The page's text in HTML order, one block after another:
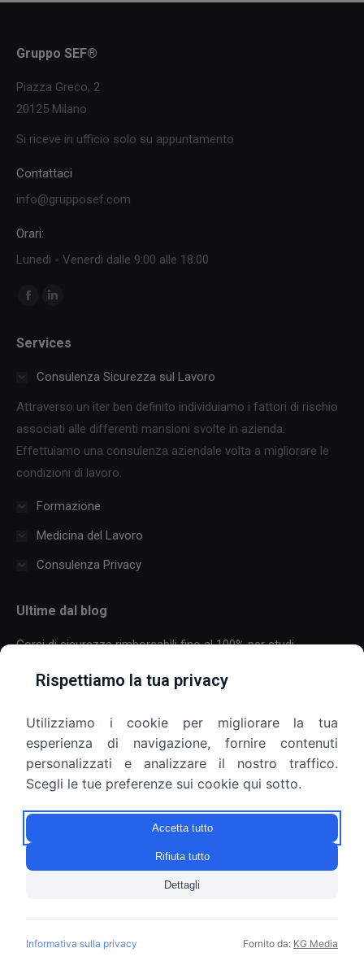
Gruppo SEF®
Piazza Greco, 2
20125 Milano
Si riceve in ufficio solo su appuntamento
Contattaci
info@grupposef.com
Orari:
Lunedì - Venerdì dalle 9:00 alle 18:00
Ci puoi trovare su:
Facebook
opens
window
opens
window
Services
Consulenza Sicurezza sul Lavoro
Attraverso un iter ben definito individuiamo i fattori di rischio
associati alle differenti mansioni svolte in azienda.
Effettuiamo una consulenza aziendale volta a migliorare le
condizioni di lavoro.
Formazione
Medicina del Lavoro
Consulenza Privacy
Ultime dal blog
Corsi di sicurezza rimborsabili fino al 100% per studi
30 Luglio 2026
Formazione sulla sicurezza per aziende con molti dipendenti:
come organizzare corsi, scadenze e più sedi
25 Luglio 2026
Armadietti aziendali e privacy: il datore di lavoro può aprirli?
9 Luglio 2026
© Copyright 2010 - 2026 Gruppo SEF S.r.l. - P.IVA 10209820967
Rispettiamo la tua privacy
Utilizziamo i cookie per migliorare la tua
esperienza di navigazione, fornire contenuti
personalizzati e analizzare il nostro traffico.
Scegli le tue preferenze sui cookie qui sotto.
Accetta tutto
Rifiuta tutto
Dettagli
Informativa sulla privacy Fornito da: KG Media